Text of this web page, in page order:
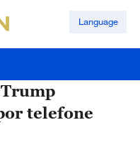
Language
telefone